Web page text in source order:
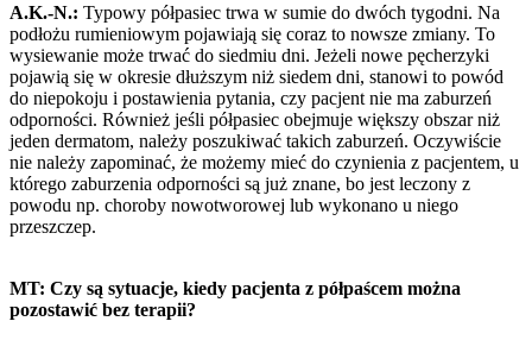
A.K.-N.: Typowy półpasiec trwa w sumie do dwóch tygodni. Na
podłożu rumieniowym pojawiają się coraz to nowsze zmiany. To
wysiewanie może trwać do siedmiu dni. Jeżeli nowe pęcherzyki
pojawią się w okresie dłuższym niż siedem dni, stanowi to powód
do niepokoju i postawienia pytania, czy pacjent nie ma zaburzeń
odporności. Również jeśli półpasiec obejmuje większy obszar niż
jeden dermatom, należy poszukiwać takich zaburzeń. Oczywiście
nie należy zapominać, że możemy mieć do czynienia z pacjentem, u
którego zaburzenia odporności są już znane, bo jest leczony z
powodu np. choroby nowotworowej lub wykonano u niego
przeszczep.
MT: Czy są sytuacje, kiedy pacjenta z półpaścem można
pozostawić bez terapii?